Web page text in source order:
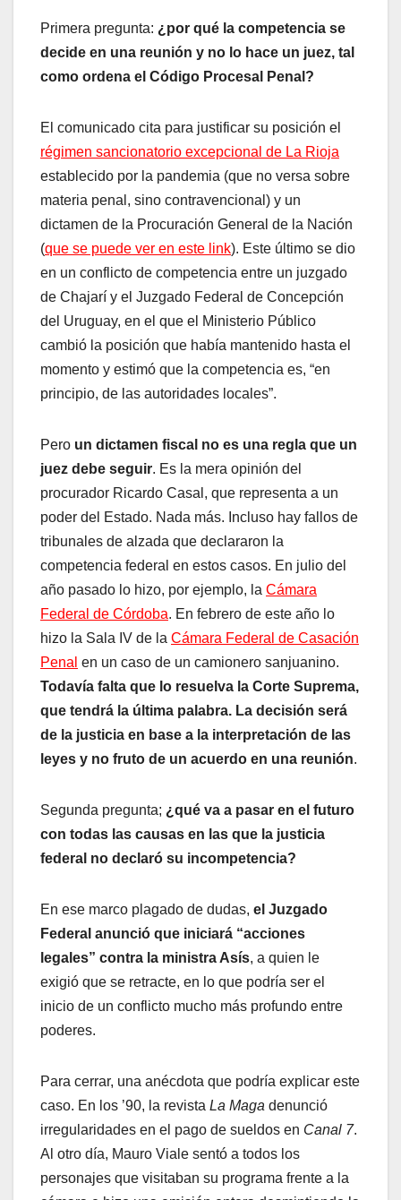
Primera pregunta: ¿por qué la competencia se
decide en una reunión y no lo hace un juez, tal
como ordena el Código Procesal Penal?
El comunicado cita para justificar su posición el
régimen sancionatorio excepcional de La Rioja
establecido por la pandemia (que no versa sobre
materia penal, sino contravencional) y un
dictamen de la Procuración General de la Nación
(que se puede ver en este link). Este último se dio
en un conflicto de competencia entre un juzgado
de Chajarí y el Juzgado Federal de Concepción
del Uruguay, en el que el Ministerio Público
cambió la posición que había mantenido hasta el
momento y estimó que la competencia es, “en
principio, de las autoridades locales”.
Pero un dictamen fiscal no es una regla que un
juez debe seguir. Es la mera opinión del
procurador Ricardo Casal, que representa a un
poder del Estado. Nada más. Incluso hay fallos de
tribunales de alzada que declararon la
competencia federal en estos casos. En julio del
año pasado lo hizo, por ejemplo, la Cámara
Federal de Córdoba. En febrero de este año lo
hizo la Sala IV de la Cámara Federal de Casación
Penal en un caso de un camionero sanjuanino.
Todavía falta que lo resuelva la Corte Suprema,
que tendrá la última palabra. La decisión será
de la justicia en base a la interpretación de las
leyes y no fruto de un acuerdo en una reunión.
Segunda pregunta; ¿qué va a pasar en el futuro
con todas las causas en las que la justicia
federal no declaró su incompetencia?
En ese marco plagado de dudas, el Juzgado
Federal anunció que iniciará “acciones
legales” contra la ministra Asís, a quien le
exigió que se retracte, en lo que podría ser el
inicio de un conflicto mucho más profundo entre
poderes.
Para cerrar, una anécdota que podría explicar este
caso. En los ’90, la revista La Maga denunció
irregularidades en el pago de sueldos en Canal 7.
Al otro día, Mauro Viale sentó a todos los
personajes que visitaban su programa frente a la